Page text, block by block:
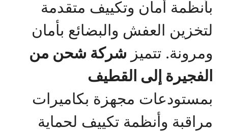
بأنظمة أمان وتكييف متقدمة
لتخزين العفش والبضائع بأمان
ومرونة. تتميز شركة شحن من
الفجيرة إلى القطيف
بمستودعات مجهزة بكاميرات
مراقبة وأنظمة تكييف لحماية